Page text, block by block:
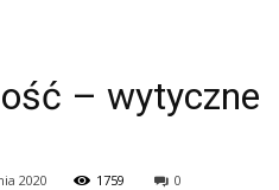
– wytyczne
2020 1759 0